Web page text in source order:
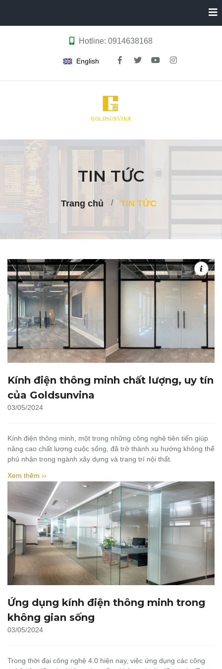
TIN TỨC
Trang chủ TIN TỨC
Kính điện thông minh chất lượng, uy tín
của Goldsunvina
03/05/2024
Kính điện thông minh, một trong những công nghệ tiên tiến giúp
nâng cao chất lượng cuộc sống, đã trở thành xu hướng không thể
phủ nhận trong ngành xây dựng và trang trí nội thất.
Xem thêm ››
Ứng dụng kính điện thông minh trong
không gian sống
03/05/2024
Trong thời đại công nghệ 4.0 hiện nay, việc ứng dụng các công
Hotline: 0914638168
English